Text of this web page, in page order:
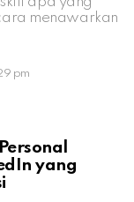
menawarkan
pm
yang